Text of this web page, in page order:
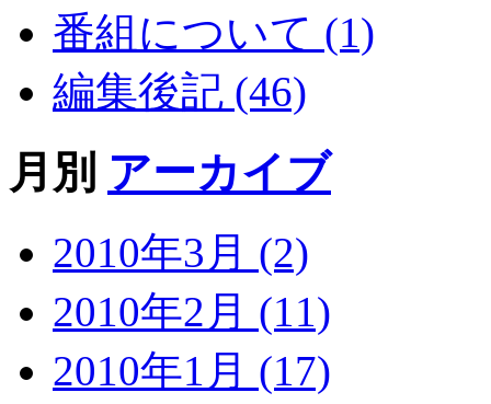
番組について (1)
編集後記 (46)
月別 アーカイブ
2010年3月 (2)
2010年2月 (11)
2010年1月 (17)